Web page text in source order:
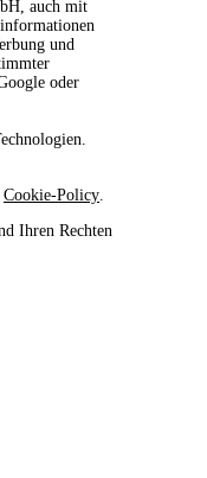
auch mit
und
oder
Cookie-Policy
Ihren Rechten